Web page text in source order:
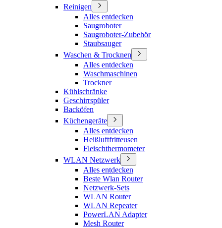
Reinigen
Alles entdecken
Saugroboter
Saugroboter-Zubehör
Staubsauger
Waschen & Trocknen
Alles entdecken
Waschmaschinen
Trockner
Kühlschränke
Geschirrspüler
Backöfen
Küchengeräte
Alles entdecken
Heißluftfritteusen
Fleischthermometer
WLAN Netzwerk
Alles entdecken
Beste Wlan Router
Netzwerk-Sets
WLAN Router
WLAN Repeater
PowerLAN Adapter
Mesh Router